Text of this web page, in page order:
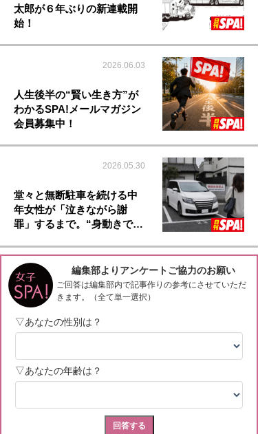
太郎が６年ぶりの新連載開
始！
2026.06.03
人生後半の“賢い生き方”が
わかるSPA!メールマガジン
会員募集中！
2026.05.30
堂々と無断駐車を続ける中
年女性が「泣きながら謝
罪」するまで。“身動きで…